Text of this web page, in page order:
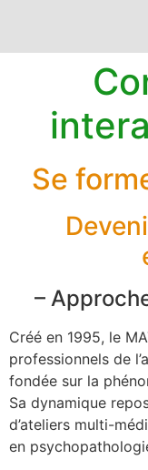
Se
–
Créé en 1995, le
professionnels de
fondée sur la
Sa dynamique
d’ateliers multi-
en